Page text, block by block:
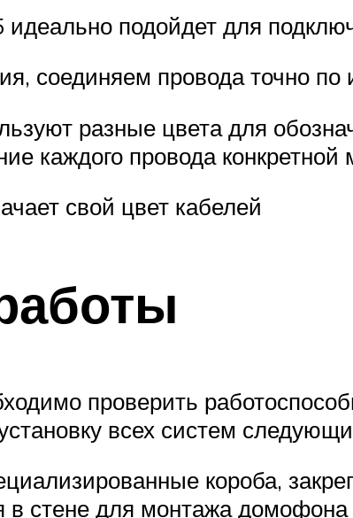
подойдет для
соединяем провода точно по
разные цвета для
каждого провода конкретной
свой цвет кабелей
проверить
всех систем
короба,
стене для монтажа